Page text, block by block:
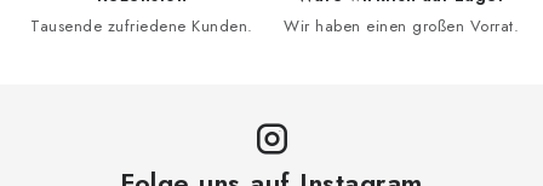
Tausende zufriedene Kunden. Wir haben einen großen Vorrat.